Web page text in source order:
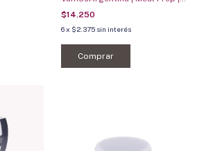
Microondas | Freezer
$14.250
6 x $2.375 sin interés
Comprar